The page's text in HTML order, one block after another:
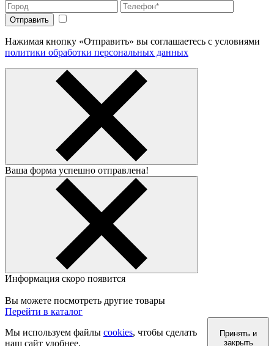
Нажимая кнопку «Отправить» вы соглашаетесь с условиями
политики обработки персональных данных
Ваша форма успешно отправлена!
Информация скоро появится
Вы можете посмотреть другие товары
Перейти в каталог
Мы используем файлы cookies, чтобы сделать
наш сайт удобнее.
Принять и
закрыть